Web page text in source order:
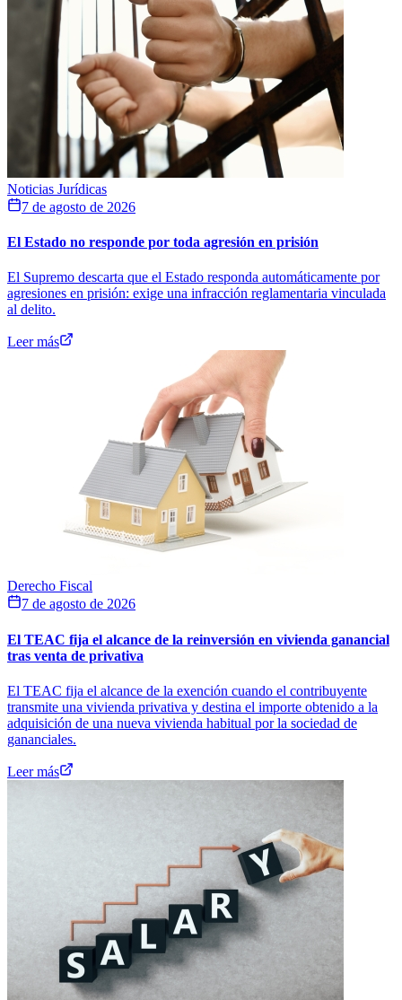
Noticias Jurídicas
7 de agosto de 2026
El Estado no responde por toda agresión en prisión
El Supremo descarta que el Estado responda automáticamente por
agresiones en prisión: exige una infracción reglamentaria vinculada
al delito.
Leer más
Derecho Fiscal
7 de agosto de 2026
El TEAC fija el alcance de la reinversión en vivienda ganancial
tras venta de privativa
El TEAC fija el alcance de la exención cuando el contribuyente
transmite una vivienda privativa y destina el importe obtenido a la
adquisición de una nueva vivienda habitual por la sociedad de
gananciales.
Leer más